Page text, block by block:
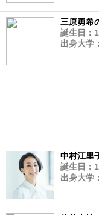
三原勇希
誕生日：
出身大学：
中村江里
誕生日：
出身大学：